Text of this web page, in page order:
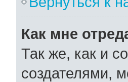
Как мне
Так же, как и
создателями,